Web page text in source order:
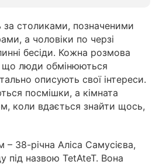
за столиками, позначеними
а чоловіки по черзі
бесіди. Кожна розмова
що люди обмінюються
описують свої інтереси.
посмішки, а кімната
коли вдається знайти щось,
– 38-річна Аліса Самусієва,
під назвою TetAteT. Вона